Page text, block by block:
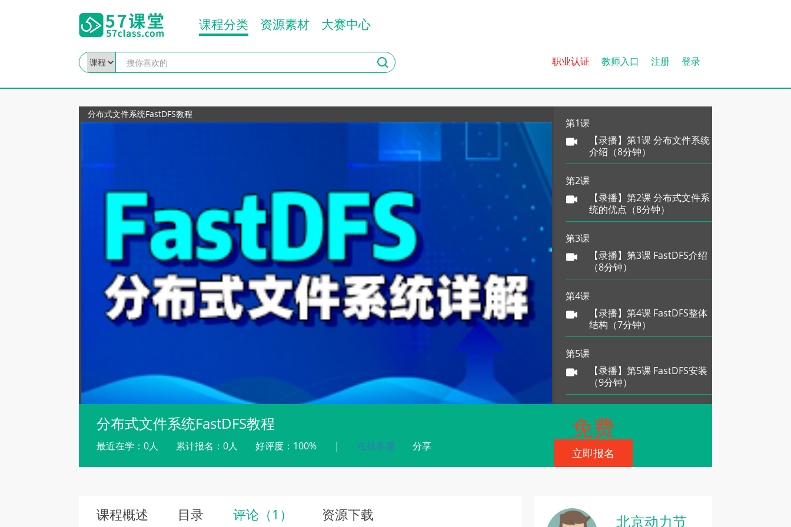
课程分类 资源素材 大赛中心
登录
注册
教师入口
职业认证
分布式文件系统FastDFS教程
第1课
【录播】第1课 分布文件系统
介绍（8分钟）
第2课
【录播】第2课 分布式文件系
统的优点（8分钟）
第3课
【录播】第3课 FastDFS介绍
（8分钟）
第4课
【录播】第4课 FastDFS整体
结构（7分钟）
第5课
【录播】第5课 FastDFS安装
（9分钟）
【录播】第6课 配置和启动
（13分钟）
第7课
分布式文件系统FastDFS教程
最近在学：0人 累计报名：0人 好评度：100% | 在线客服 分享
免费
立即报名
课程概述 目录 评论（1 ） 资源下载 北京动力节